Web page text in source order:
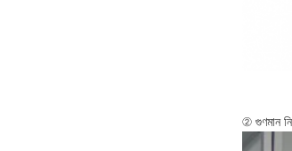
② গুণমান